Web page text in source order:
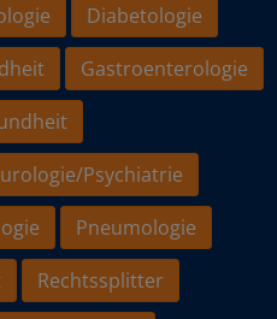
Diabetologie
Gastroenterologie
Psychiatrie
Pneumologie
Rechtssplitter